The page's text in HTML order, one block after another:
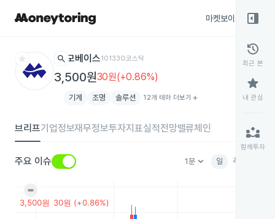
마켓보이스
star search 모베이스101330코스닥
3,500원30원(+0.86%)
기계 조명 솔루션 12개 테마 더보기 add
브리프기업정보재무정보투자지표실적전망밸류체인
주요 이슈 1분keyboard_arrow_down 일 주
right_panel_open
history
최근 본
star
내 관심
partner_exchange
함께투자